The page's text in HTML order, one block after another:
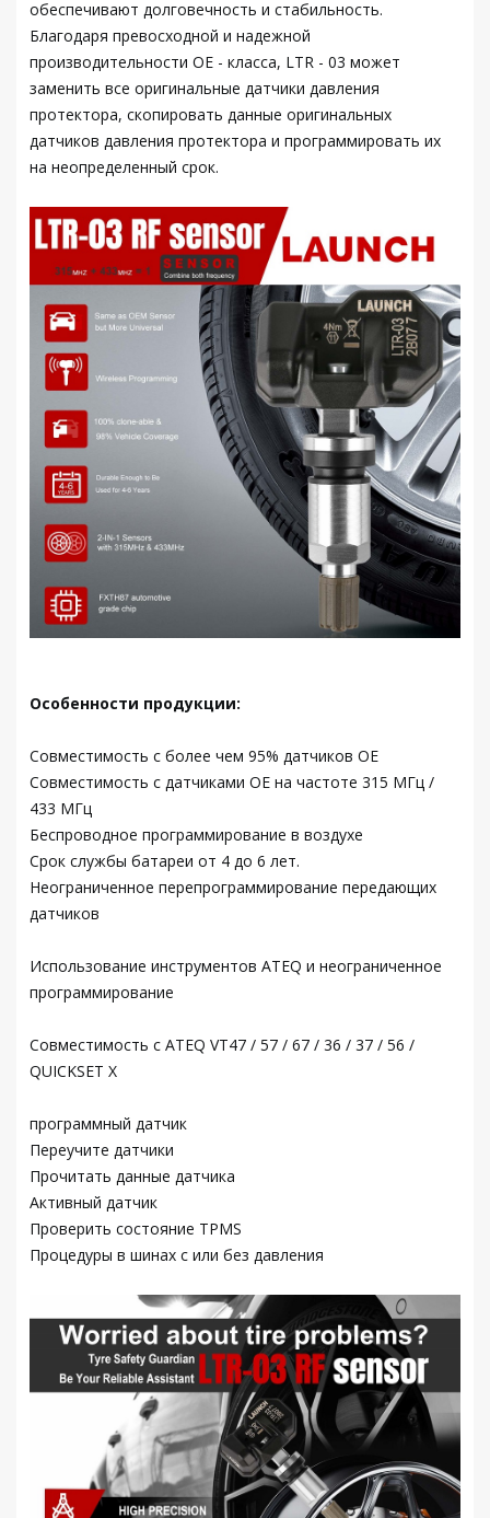
обеспечивают долговечность и стабильность.
Благодаря превосходной и надежной
производительности OE - класса, LTR - 03 может
заменить все оригинальные датчики давления
протектора, скопировать данные оригинальных
датчиков давления протектора и программировать их
на неопределенный срок.
Особенности продукции:
Совместимость с более чем 95% датчиков OE
Совместимость с датчиками OE на частоте 315 МГц /
433 МГц
Беспроводное программирование в воздухе
Срок службы батареи от 4 до 6 лет.
Неограниченное перепрограммирование передающих
датчиков
Использование инструментов ATEQ и неограниченное
программирование
Совместимость с ATEQ VT47 / 57 / 67 / 36 / 37 / 56 /
QUICKSET X
программный датчик
Переучите датчики
Прочитать данные датчика
Активный датчик
Проверить состояние TPMS
Процедуры в шинах с или без давления